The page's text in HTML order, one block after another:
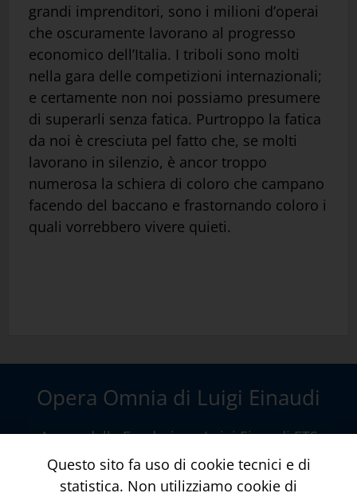
grandi imprenditori, sono i milioni d’operai
che oscuramente lavorano al progresso
economico dell’Italia. I triboli sono molti
nella gara delle competizioni internazionali;
e certamente non noi possiamo presumere
di superarli senza fatica. Purtroppo la fatica
da noi è cresciuta pel fatto che, se molti
lavorano in silenzio, è ancor troppo
numerosa la schiera di coloro che campano
facendo del baccano e frastornando coloro i
quali vorrebbero vivere quieti.
Opera Omnia di Luigi Einaudi
A cura dellaFondazione Luigi Einaudi ETS
Via della Conciliazione, 10 – Roma
www.fondazioneluigieinaudi.it